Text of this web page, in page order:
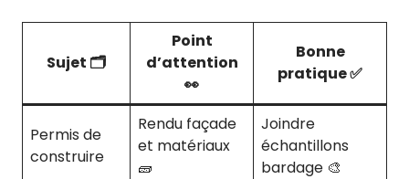
Sujet 🗂️
Point
d’attention
👀
Bonne
pratique ✅
Permis de
construire
Rendu façade
et matériaux
🧱
Joindre
échantillons
bardage 🎨